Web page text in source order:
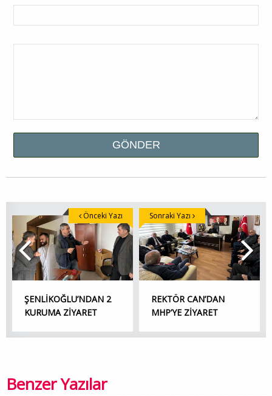
ŞENLİKOĞLU’NDAN 2
KURUMA ZİYARET
Önceki Yazı
REKTÖR CAN’DAN
MHP’YE ZİYARET
Sonraki Yazı
Benzer Yazılar